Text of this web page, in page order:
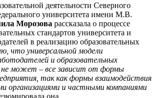
деятельности Северного
университета имени М.В.
Морозова рассказала о процессе
стандартов университета и
в реализацию образовательных
что универсальной модели
и образовательных
не может – все зависит от формы
так как формы взаимодействия
организациями и частными компаниями
она.